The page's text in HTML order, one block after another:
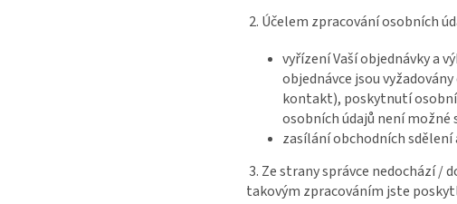
2. Účelem zpracování osobních
vyřízení Vaší objednávky a
objednávce jsou
kontakt), poskytnutí
osobních údajů není
zasílání obchodních
3. Ze strany správce nedochází /
takovým zpracováním jste